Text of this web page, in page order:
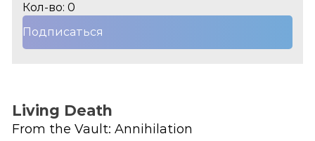
Кол-во: 0
Подписаться
Living Death
From the Vault: Annihilation